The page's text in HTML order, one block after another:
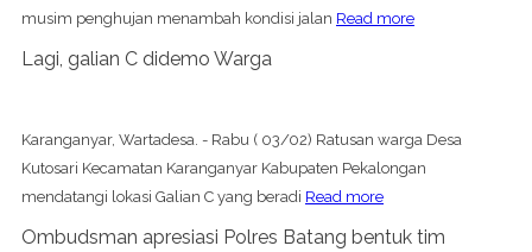
musim penghujan menambah kondisi jalan Read more
Lagi, galian C didemo Warga
Karanganyar, Wartadesa. - Rabu ( 03/02) Ratusan warga Desa
Kutosari Kecamatan Karanganyar Kabupaten Pekalongan
mendatangi lokasi Galian C yang beradi Read more
Ombudsman apresiasi Polres Batang bentuk tim